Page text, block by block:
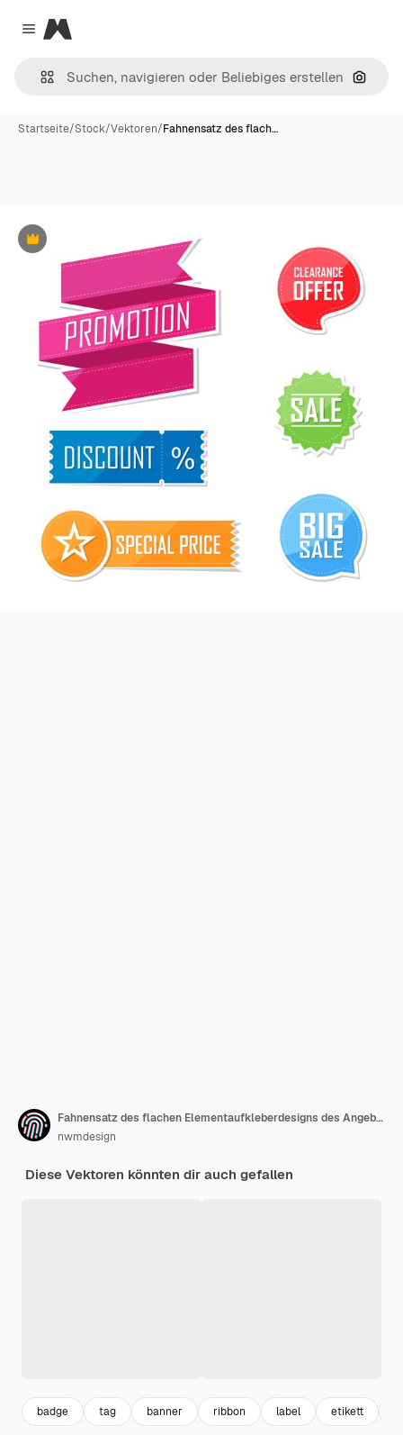
Close menu
Magnific
Nach
Startseite/Stock/Vektoren/Fahnensatz des flach…
Premium
Fahnensatz des flachen Elementaufkleberdesigns des Angebots
nwmdesign
Diese Vektoren könnten dir auch gefallen
badge tag banner ribbon label etikett